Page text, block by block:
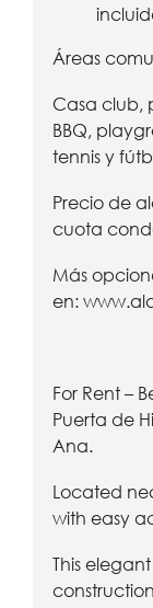
Áreas
Casa club,
BBQ,
tennis y
Precio de
cuota
Más
en:
For Rent –
Puerta de
Ana.
Located
with easy
This